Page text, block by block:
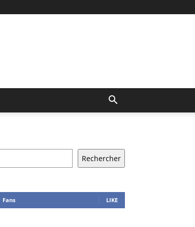
Rechercher
Fans LIKE